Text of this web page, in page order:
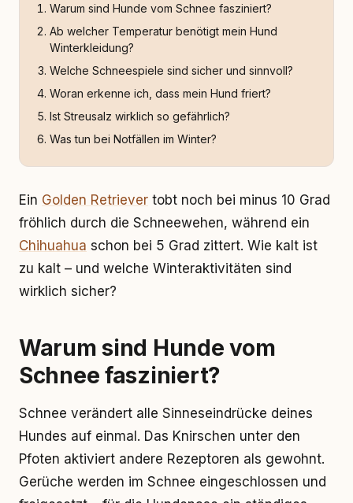
Warum sind Hunde vom Schnee fasziniert?
Ab welcher Temperatur benötigt mein Hund
Winterkleidung?
Welche Schneespiele sind sicher und sinnvoll?
Woran erkenne ich, dass mein Hund friert?
Ist Streusalz wirklich so gefährlich?
Was tun bei Notfällen im Winter?
Ein Golden Retriever tobt noch bei minus 10 Grad
fröhlich durch die Schneewehen, während ein
Chihuahua schon bei 5 Grad zittert. Wie kalt ist
zu kalt – und welche Winteraktivitäten sind
wirklich sicher?
Warum sind Hunde vom
Schnee fasziniert?
Schnee verändert alle Sinneseindrücke deines
Hundes auf einmal. Das Knirschen unter den
Pfoten aktiviert andere Rezeptoren als gewohnt.
Gerüche werden im Schnee eingeschlossen und